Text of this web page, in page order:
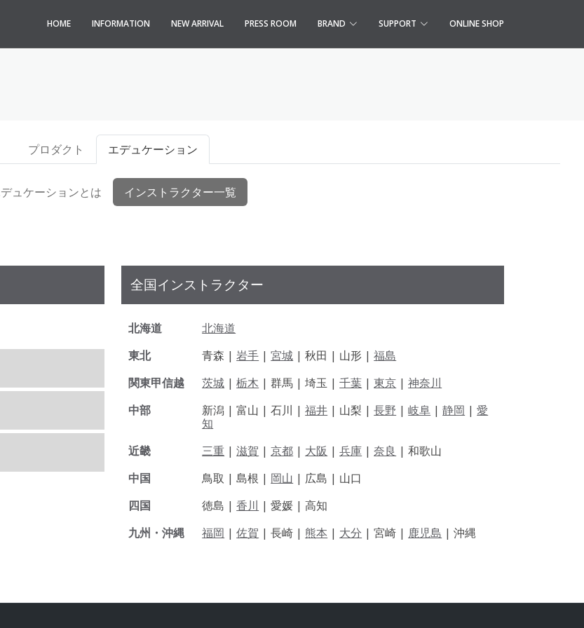
HOME INFORMATION NEW ARRIVAL PRESS ROOM BRAND SUPPORT ONLINE SHOP
プロダクト エデュケーション
ュケーションとは インストラクター一覧
全国インストラクター
北海道
北海道
東北
青森 |岩手 |宮城 | 秋田 | 山形 |福島
関東甲信越
茨城 |栃木 | 群馬 | 埼玉 |千葉 |東京 |神奈川
中部
新潟 |富山 |石川 |福井 | 山梨 |長野 |岐阜 |静岡 |愛
知
近畿
三重 |滋賀 |京都 | 大阪 |兵庫 |奈良 |和歌山
中国
鳥取 |島根 | 岡山 | 広島 | 山口
四国
徳島 |香川 |愛媛 |高知
九州・沖縄
福岡 |佐賀 |長崎 | 熊本 | 大分 |宮崎 | 鹿児島 |沖縄